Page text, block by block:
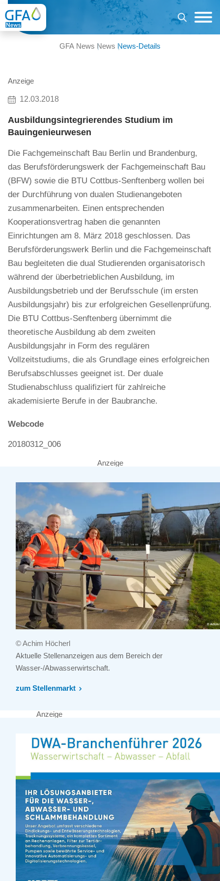
GFA News News News-Details
Anzeige
12.03.2018
Ausbildungsintegrierendes Studium im
Bauingenieurwesen
Die Fachgemeinschaft Bau Berlin und Brandenburg,
das Berufsförderungswerk der Fachgemeinschaft Bau
(BFW) sowie die BTU Cottbus-Senftenberg wollen bei
der Durchführung von dualen Studienangeboten
zusammenarbeiten. Einen entsprechenden
Kooperationsvertrag haben die genannten
Einrichtungen am 8. März 2018 geschlossen. Das
Berufsförderungswerk Berlin und die Fachgemeinschaft
Bau begleiteten die dual Studierenden organisatorisch
während der überbetrieblichen Ausbildung, im
Ausbildungsbetrieb und der Berufsschule (im ersten
Ausbildungsjahr) bis zur erfolgreichen Gesellenprüfung.
Die BTU Cottbus-Senftenberg übernimmt die
theoretische Ausbildung ab dem zweiten
Ausbildungsjahr in Form des regulären
Vollzeitstudiums, die als Grundlage eines erfolgreichen
Berufsabschlusses geeignet ist. Der duale
Studienabschluss qualifiziert für zahlreiche
akademisierte Berufe in der Baubranche.
Webcode
20180312_006
Anzeige
© Achim Höcherl
Aktuelle Stellenanzeigen aus dem Bereich der
Wasser-/Abwasserwirtschaft.
zum Stellenmarkt
Anzeige